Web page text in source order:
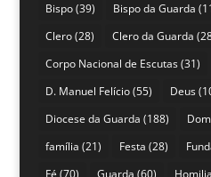
Bispo(39) Bispo da Guarda
Clero(28) Clero da Guarda
Corpo Nacional de Escutas(31)
D. Manuel Felício(55) Deus
Diocese da Guarda (188)
família (21) Festa (28)